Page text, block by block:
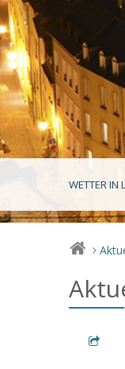
WETTER IN
>